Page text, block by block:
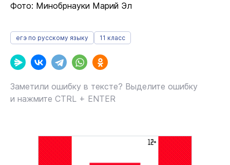
Фото: Минобрнауки Марий Эл
егэ по русскому языку 11 класс
Заметили ошибку в тексте? Выделите ошибку
и нажмите CTRL + ENTER